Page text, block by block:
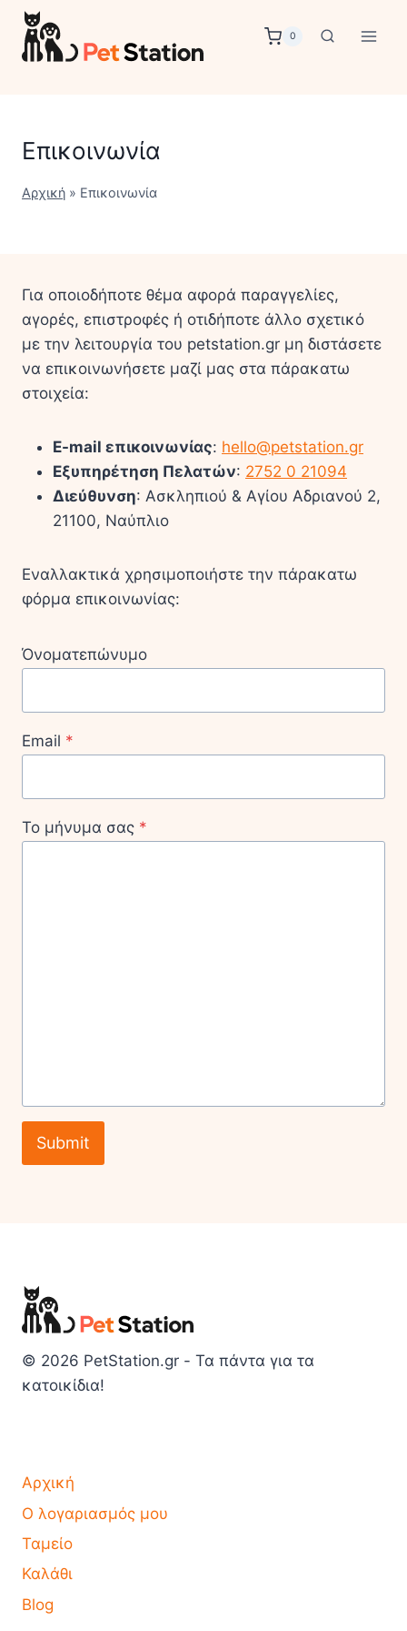
Skip
content
0
Επικοινωνία
Αρχική » Επικοινωνία
Για οποιοδήποτε θέμα αφορά παραγγελίες,
αγορές, επιστροφές ή οτιδήποτε άλλο σχετικό
με την λειτουργία του petstation.gr μη διστάσετε
να επικοινωνήσετε μαζί μας στα πάρακατω
στοιχεία:
E-mail επικοινωνίας: hello@petstation.gr
Εξυπηρέτηση Πελατών: 2752 0 21094
Διεύθυνση: Ασκληπιού & Αγίου Αδριανού 2,
21100, Ναύπλιο
Εναλλακτικά χρησιμοποιήστε την πάρακατω
φόρμα επικοινωνίας:
Όνοματεπώνυμο
Email *
Το μήνυμα σας *
Submit
© 2026 PetStation.gr - Τα πάντα για τα
κατοικίδια!
Αρχική
Ο λογαριασμός μου
Ταμείο
Καλάθι
Blog